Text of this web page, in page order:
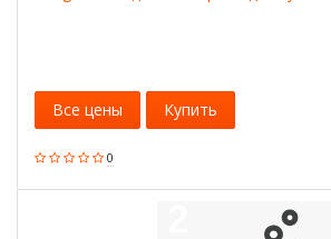
0
Все цены Купить